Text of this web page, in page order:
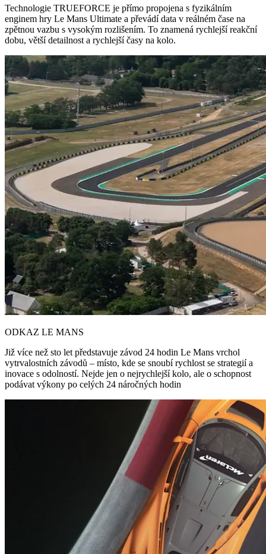
Technologie TRUEFORCE je přímo propojena s fyzikálním
enginem hry Le Mans Ultimate a převádí data v reálném čase na
zpětnou vazbu s vysokým rozlišením. To znamená rychlejší reakční
dobu, větší detailnost a rychlejší časy na kolo.
ODKAZ LE MANS
Již více než sto let představuje závod 24 hodin Le Mans vrchol
vytrvalostních závodů – místo, kde se snoubí rychlost se strategií a
inovace s odolností. Nejde jen o nejrychlejší kolo, ale o schopnost
podávat výkony po celých 24 náročných hodin